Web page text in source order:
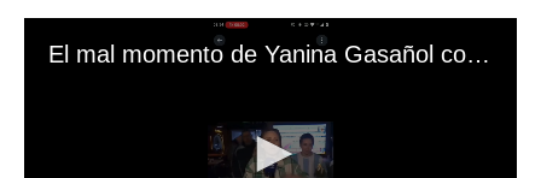
El mal momento de Yanina Gasañol con un hincha argentino en "Subrayado"